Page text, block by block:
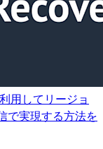
用してリージョ
で実現する方法を